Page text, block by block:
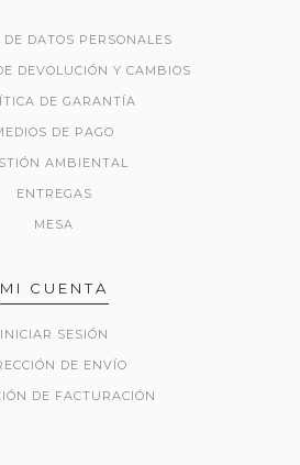
DE DATOS PERSONALES
DEVOLUCIÓN Y CAMBIOS
DE GARANTÍA
DE PAGO
AMBIENTAL
ENTREGAS
MESA
MI CUENTA
INICIAR SESIÓN
DE ENVÍO
DE FACTURACIÓN